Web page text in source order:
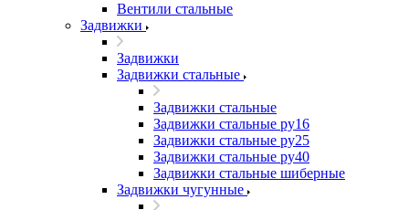
Вентили стальные
Задвижки
Задвижки
Задвижки стальные
Задвижки стальные
Задвижки стальные ру16
Задвижки стальные ру25
Задвижки стальные ру40
Задвижки стальные шиберные
Задвижки чугунные